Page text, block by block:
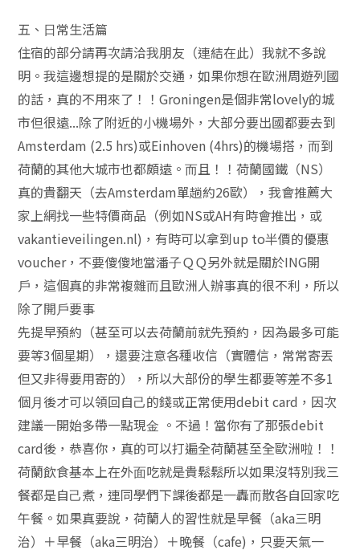
五、⽇常⽣活篇
住宿的部分請再次請洽我朋友（連結在此）我就不多說
明。我這邊想提的是關於交通，如果你想在歐洲周遊列國
的話，真的不⽤來了！！Groningen是個非常lovely的城
市但很遠...除了附近的⼩機場外，⼤部分要出國都要去到
Amsterdam (2.5 hrs)或Einhoven (4hrs)的機場搭，⽽到
荷蘭的其他⼤城市也都頗遠。⽽且！！荷蘭國鐵（NS）
真的貴翻天（去Amsterdam單趟約26歐），我會推薦⼤
家上網找⼀些特價商品（例如NS或AH有時會推出，或
vakantieveilingen.nl)，有時可以拿到up to半價的優惠
voucher，不要傻傻地當潘⼦ＱＱ另外就是關於ING開
⼾，這個真的非常複雜⽽且歐洲⼈辦事真的很不利，所以
除了開⼾要事
先提早預約（甚至可以去荷蘭前就先預約，因為最多可能
要等3個星期），還要注意各種收信（實體信，常常寄丟
但又非得要⽤寄的），所以⼤部份的學⽣都要等差不多1
個⽉後才可以領回⾃⼰的錢或正常使⽤debit card，因次
建議⼀開始多帶⼀點現⾦ 。不過！當你有了那張debit
card後，恭喜你，真的可以打遍全荷蘭甚至全歐洲啦！！
荷蘭飲食基本上在外⾯吃就是貴鬆鬆所以如果沒特別我三
餐都是⾃⼰煮，連同學們下課後都是⼀轟⽽散各⾃回家吃
午餐。如果真要說，荷蘭⼈的習性就是早餐（aka三明
治）＋早餐（aka三明治）＋晚餐（cafe)，只要天氣⼀